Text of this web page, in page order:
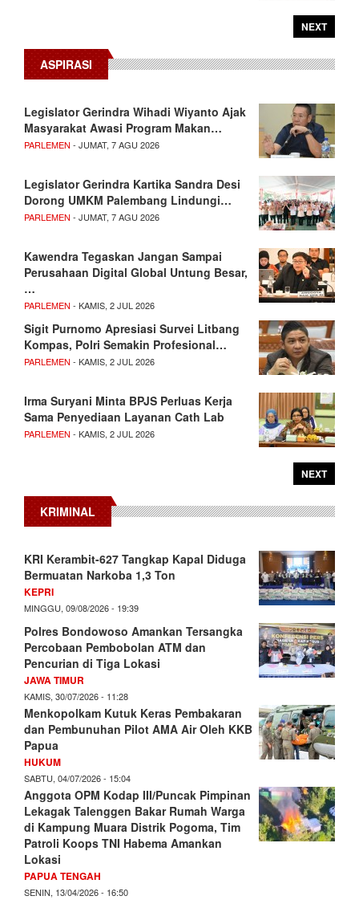
NEXT
ASPIRASI
Legislator Gerindra Wihadi Wiyanto Ajak
Masyarakat Awasi Program Makan…
PARLEMEN - JUMAT, 7 AGU 2026
Legislator Gerindra Kartika Sandra Desi
Dorong UMKM Palembang Lindungi…
PARLEMEN - JUMAT, 7 AGU 2026
Kawendra Tegaskan Jangan Sampai
Perusahaan Digital Global Untung Besar,
…
PARLEMEN - KAMIS, 2 JUL 2026
Sigit Purnomo Apresiasi Survei Litbang
Kompas, Polri Semakin Profesional…
PARLEMEN - KAMIS, 2 JUL 2026
Irma Suryani Minta BPJS Perluas Kerja
Sama Penyediaan Layanan Cath Lab
PARLEMEN - KAMIS, 2 JUL 2026
NEXT
KRIMINAL
KRI Kerambit-627 Tangkap Kapal Diduga
Bermuatan Narkoba 1,3 Ton
KEPRI
MINGGU, 09/08/2026 - 19:39
Polres Bondowoso Amankan Tersangka
Percobaan Pembobolan ATM dan
Pencurian di Tiga Lokasi
JAWA TIMUR
KAMIS, 30/07/2026 - 11:28
Menkopolkam Kutuk Keras Pembakaran
dan Pembunuhan Pilot AMA Air Oleh KKB
Papua
HUKUM
SABTU, 04/07/2026 - 15:04
Anggota OPM Kodap III/Puncak Pimpinan
Lekagak Talenggen Bakar Rumah Warga
di Kampung Muara Distrik Pogoma, Tim
Patroli Koops TNI Habema Amankan
Lokasi
PAPUA TENGAH
SENIN, 13/04/2026 - 16:50